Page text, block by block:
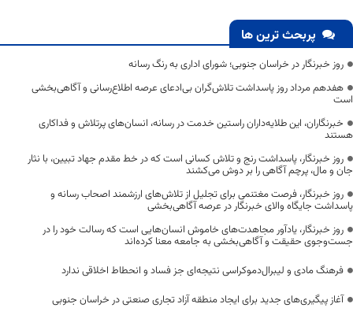
پربحث ترین ها
روز خبرنگار در خراسان جنوبی؛ شورای اداری به رنگ رسانه
هفدهم مرداد روز پاسداشت تلاش‌گران بی‌ادعای عرصه اطلاع‌رسانی و آگاهی‌بخشی
است
خبرنگاران، این طلایه‌داران راستین خدمت در رسانه، انسان‌های پرتلاش و فداکاری
هستند
روز خبرنگار، پاسداشت رنج و تلاش کسانی است که در خط مقدم جهاد تبیین، با نثار
جان و مال، پرچم آگاهی را بر دوش می‌کشند
روز خبرنگار، فرصت مغتنمی برای تجلیل از تلاش‌های ارزشمند اصحاب رسانه و
پاسداشت جایگاه والای خبرنگار در عرصه آگاهی‌بخشی
روز خبرنگار، یادآور مجاهدت‌های خاموش انسان‌هایی است که رسالت خود را در
جست‌وجوی حقیقت و آگاهی‌بخشی به جامعه معنا کرده‌اند
فرهنگ مادی و لیبرال‌دموکراسی نتیجه‌ای جز فساد و انحطاط اخلاقی ندارد
آغاز پیگیری‌های جدید برای ایجاد منطقه آزاد تجاری صنعتی در خراسان جنوبی